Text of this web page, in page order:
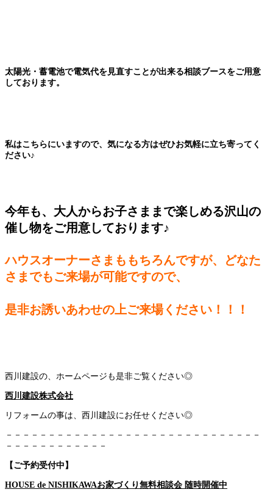
太陽光・蓄電池で電気代を見直すことが出来る相談ブースをご用意
しております。
私はこちらにいますので、気になる方はぜひお気軽に立ち寄ってく
ださい♪
今年も、大人からお子さままで楽しめる沢山の
催し物をご用意しております♪
ハウスオーナーさまももちろんですが、どなた
さまでもご来場が可能ですので、
是非お誘いあわせの上ご来場ください！！！
西川建設の、ホームページも是非ご覧ください◎
西川建設株式会社
リフォームの事は、西川建設にお任せください◎
－－－－－－－－－－－－－－－－－－－－－－－－－－－－－－
－－－－－－－－－－－－
【ご予約受付中】
HOUSE de NISHIKAWAお家づくり無料相談会 随時開催中